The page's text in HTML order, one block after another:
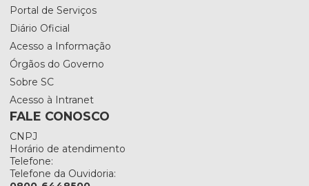
Portal de Serviços
Diário Oficial
Acesso a Informação
Órgãos do Governo
Sobre SC
Acesso à Intranet
FALE CONOSCO
CNPJ
Horário de atendimento
Telefone:
Telefone da Ouvidoria: